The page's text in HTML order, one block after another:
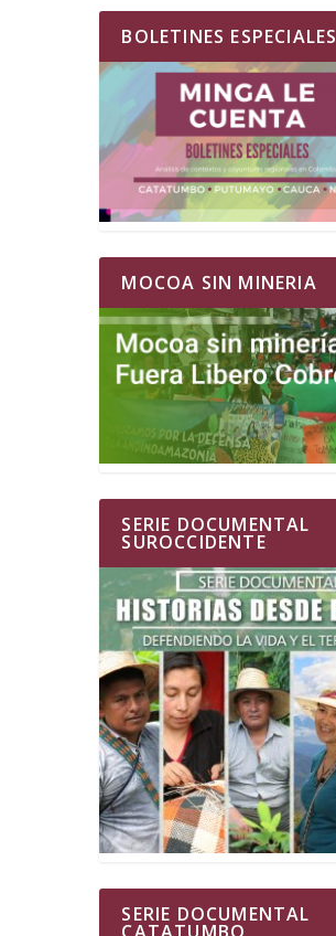
BOLETINES ESPECIALES
MOCOA SIN MINERIA
SERIE DOCUMENTAL
SUROCCIDENTE
SERIE DOCUMENTAL